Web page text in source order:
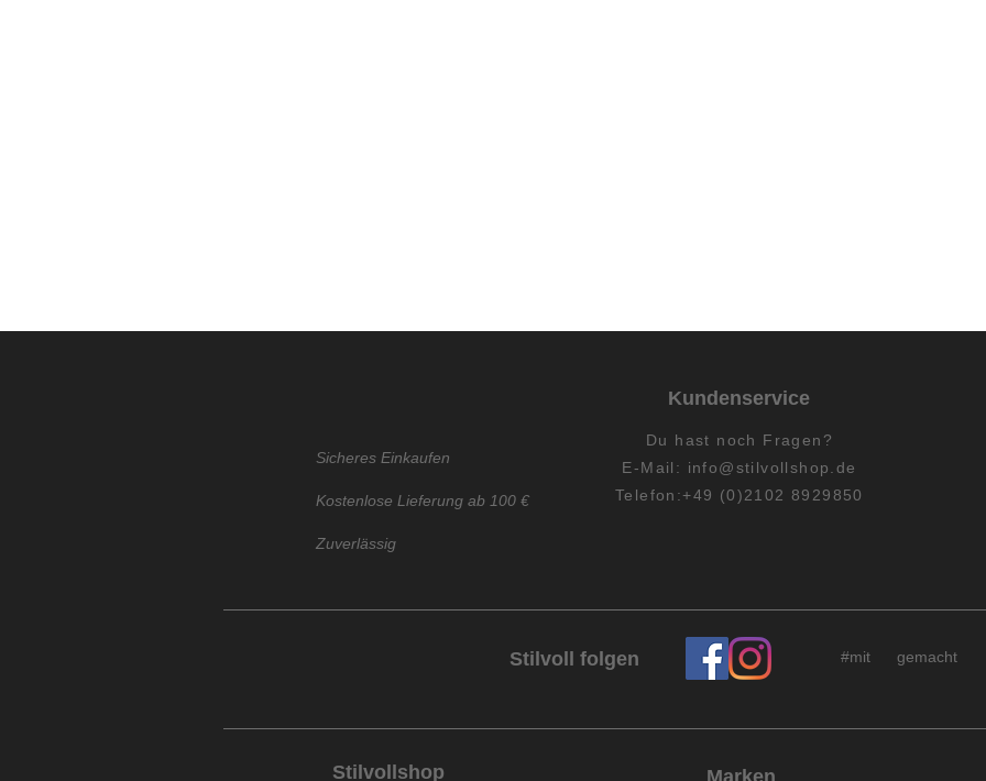
Sicheres Einkaufen
Kostenlose Lieferung ab 100 €
Zuverlässig
Kundenservice
Du hast noch Fragen?
E-Mail: info@stilvollshop.de
Telefon:+49 (0)2102 8929850
Stilvoll folgen #mit gemacht
Stilvollshop Marken